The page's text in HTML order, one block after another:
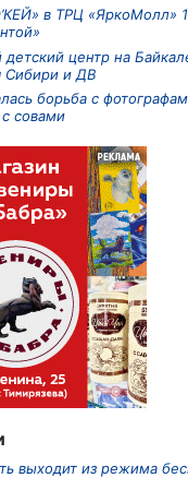
в ТРЦ «ЯркоМолл»
детский центр на
Сибири и ДВ
борьба с
совами
выходит из режима